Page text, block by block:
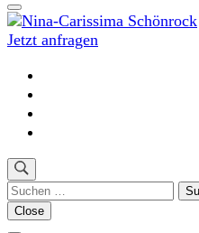
Nina-Carissima
Jetzt anfragen
Suchen
nach:
Close